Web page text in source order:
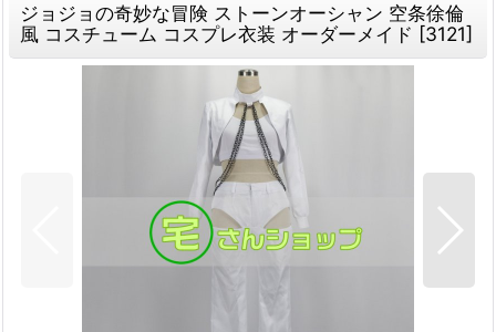
ジョジョの奇妙な冒険 ストーンオーシャン 空条徐倫
風 コスチューム コスプレ衣装 オーダーメイド [3121]